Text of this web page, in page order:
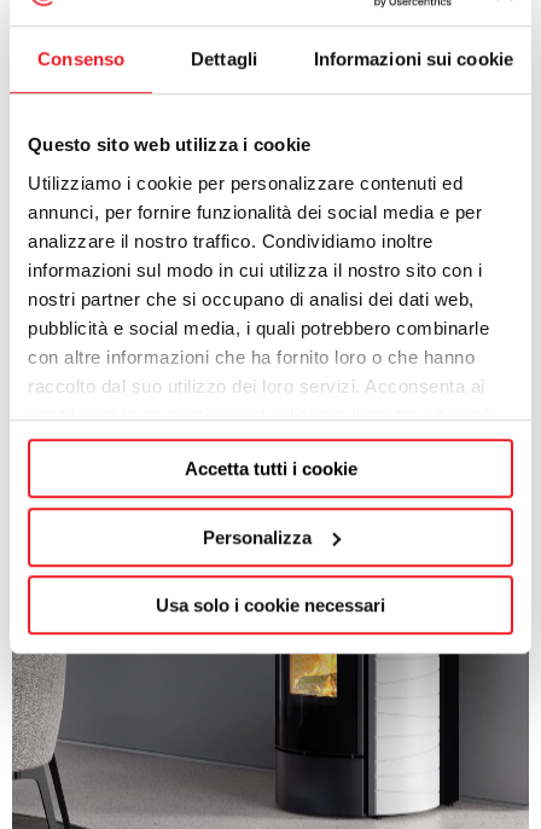
Consenso Dettagli Informazioni sui cookie
Questo sito web utilizza i cookie
Utilizziamo i cookie per personalizzare contenuti ed
annunci, per fornire funzionalità dei social media e per
analizzare il nostro traffico. Condividiamo inoltre
informazioni sul modo in cui utilizza il nostro sito con i
nostri partner che si occupano di analisi dei dati web,
pubblicità e social media, i quali potrebbero combinarle
con altre informazioni che ha fornito loro o che hanno
raccolto dal suo utilizzo dei loro servizi. Acconsenta ai
nostri cookie se continua ad utilizzare il nostro sito web.
Accetta tutti i cookie
Personalizza
Usa solo i cookie necessari
CUMA M